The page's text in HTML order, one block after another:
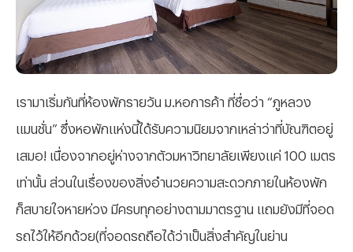
เรามาเริ่มกันที่ห้องพักรายวัน ม.หอการค้า ที่ชื่อว่า “ภูหลวง
แมนชั่น” ซึ่งหอพักแห่งนี้ได้รับความนิยมจากเหล่าว่าที่บัณฑิตอยู่
เสมอ! เนื่องจากอยู่ห่างจากตัวมหาวิทยาลัยเพียงแค่ 100 เมตร
เท่านั้น ส่วนในเรื่องของสิ่งอำนวยความสะดวกภายในห้องพัก
ก็สบายใจหายห่วง มีครบทุกอย่างตามมาตรฐาน แถมยังมีที่จอด
รถไว้ให้อีกด้วย(ที่จอดรถถือได้ว่าเป็นสิ่งสำคัญในย่าน